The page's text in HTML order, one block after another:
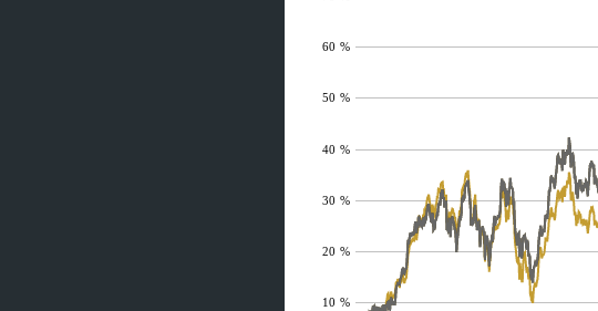
20 %
40 %
60 %
10 %
30 %
50 %